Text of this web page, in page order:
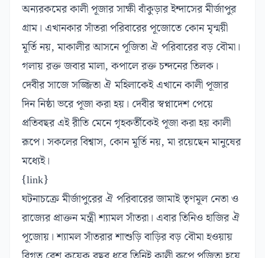
অন্যরকমের কালী পূজার সাক্ষী বাঁকুড়ার ইন্দাসের মীর্জাপুর
গ্রাম। এখানকার সাঁতরা পরিবারের পূজোতে কোন মৃন্ময়ী
মূর্তি নয়, মাকালীর আসনে পূজিতা ঐ পরিবারের বড় বৌমা।
গলায় রক্ত জবার মালা, কপালে রক্ত চন্দনের তিলক।
দেবীর সাজে সজ্জিতা ঐ মহিলাকেই এখানে কালী পূজার
দিন নিষ্ঠা ভরে পূজা করা হয়। দেবীর স্বপ্নাদেশ পেয়ে
প্রতিবছর এই রীতি মেনে গৃহকর্তীকেই পূজা করা হয় কালী
রূপে। সকলের বিশ্বাস, কোন মূর্তি নয়, মা রয়েছেন মানুষের
মধ্যেই।
{link}
ঘটনাচক্রে মীর্জাপুরের ঐ পরিবারের জামাই তৃণমূল নেতা ও
রাজ্যের প্রাক্তন মন্ত্রী শ্যামল সাঁতরা। এবার তিনিও হাজির ঐ
পূজোয়। শ্যামল সাঁতরার শাশুড়ি বাড়ির বড় বৌমা হওয়ায়